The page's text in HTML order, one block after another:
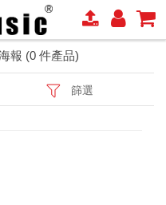
報 (0 件產品)
篩選